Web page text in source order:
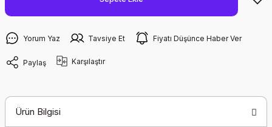
Yorum Yaz Tavsiye Et Fiyatı Düşünce Haber Ver
Paylaş Karşılaştır
Ürün Bilgisi